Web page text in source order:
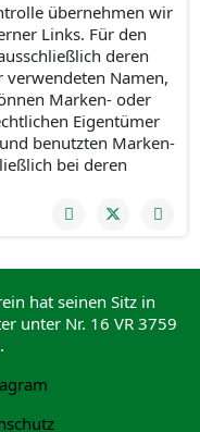
übernehmen wir
Links. Für den
deren
Namen,
Marken- oder
Eigentümer
benutzten Marken-
bei deren
hat seinen Sitz in
unter Nr. 16 VR 3759